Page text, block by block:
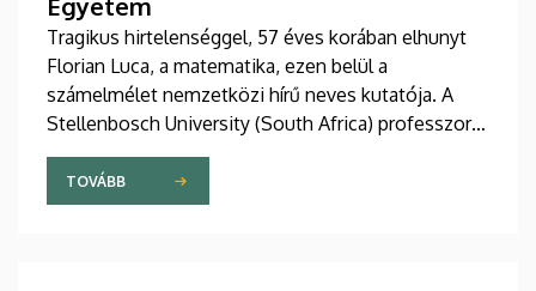
Tragikus hirtelenséggel, 57 éves korában elhunyt
Florian Luca, a matematika, ezen belül a
számelmélet nemzetközi hírű neves kutatója. A
Stellenbosch University (South Africa) professzorát
2025 novemberében avatta díszdoktorai sorába a
Debreceni Egyetem.
TOVÁBB